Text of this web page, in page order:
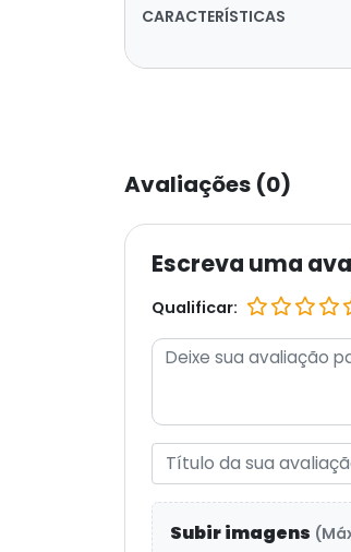
CARACTERÍSTICAS
Avaliações (0)
Escreva uma
Qualificar:
Subir imagens